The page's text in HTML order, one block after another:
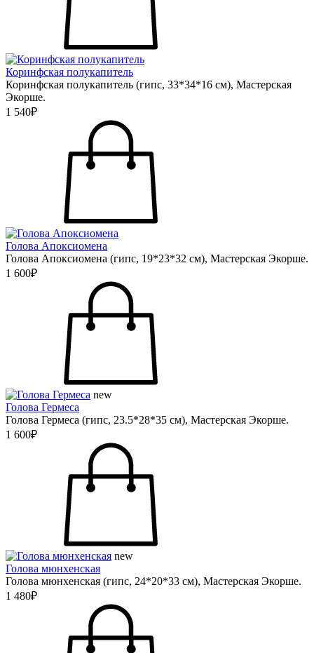
Коринфская полукапитель
Коринфская полукапитель (гипс, 33*34*16 см), Мастерская
Экорше.
1 540₽
Голова Апоксиомена
Голова Апоксиомена (гипс, 19*23*32 см), Мастерская Экорше.
1 600₽
new
Голова Гермеса
Голова Гермеса (гипс, 23.5*28*35 см), Мастерская Экорше.
1 600₽
new
Голова мюнхенская
Голова мюнхенская (гипс, 24*20*33 см), Мастерская Экорше.
1 480₽